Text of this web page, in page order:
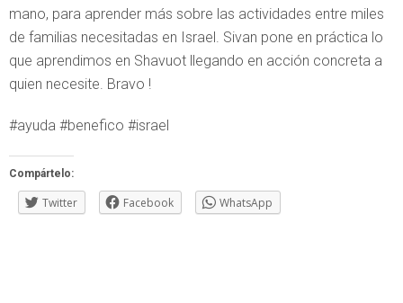
mano, para aprender más sobre las actividades entre miles
de familias necesitadas en Israel. Sivan pone en práctica lo
que aprendimos en Shavuot llegando en acción concreta a
quien necesite. Bravo !
#ayuda #benefico #israel
Compártelo:
Twitter Facebook WhatsApp